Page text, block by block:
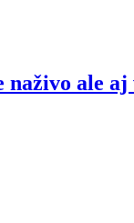
naživo ale